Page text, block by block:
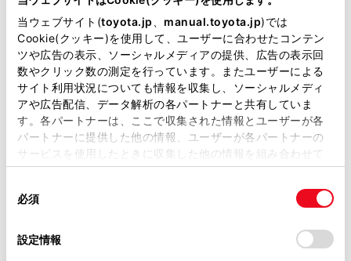
当ウェブサイト(toyota.jp manual.toyota.jp)では
Cookie(クッキー)を使用して、ユーザーに合わせたコンテン
ツや広告の表示、ソーシャルメディアの提供、広告の表示回
数やクリック数の測定を行っています。またユーザーによる
サイト利用状況についても情報を収集し、ソーシャルメディ
アや広告配信、データ解析の各パートナーと共有していま
す。各パートナーは、ここで収集された情報とユーザーが各
パートナーに提供した他の情報、ユーザーが各パートナーの
サービスを使用したときに収集した他の情報を組み合わせて
使用することがあります。当ウェブサイトの使用を続行する
デバイスにすべてのCookie(クッキー)が保存されることに同
意したことになります。Cookie(クッキー)のオプトアウト、
必須
設定情報
イベント
トヨタモビリティ富山 高岡で行われた『SPORTS
SPOTスポスポ』の開催レポートを掲載しまし
た。詳しくはこちら
2025.09.24 イベント
トヨタカローラ博多 飯塚店で行われた『未来モビ
載しました。詳しくは